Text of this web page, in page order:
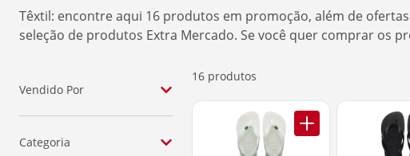
Têxtil: encontre aqui 16 produtos em promoção, além de
seleção de produtos Extra Mercado. Se você quer comprar os
Vendido Por
Categoria
16 produtos